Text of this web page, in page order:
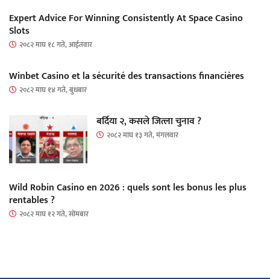
Expert Advice For Winning Consistently At Space Casino
Slots
२०८२ माघ १८ गते, आईतवार
Winbet Casino et la sécurité des transactions financières
२०८२ माघ १४ गते, बुधबार
बर्दिया २, कसले जित्ला चुनाव ?
२०८२ माघ १३ गते, मंगलवार
Wild Robin Casino en 2026 : quels sont les bonus les plus
rentables ?
२०८२ माघ १२ गते, सोमबार